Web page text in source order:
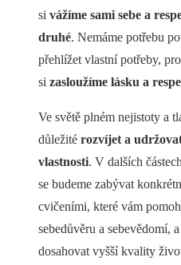
si vážíme sami sebe a
druhé. Nemáme potřebu
přehlížet vlastní potřeby,
si zasloužíme lásku a
Ve světě plném nejistoty a
důležité rozvíjet a
vlastnosti. V dalších
se budeme zabývat
cvičeními, které vám
sebedůvěru a sebevědomí,
dosahovat vyšší kvality